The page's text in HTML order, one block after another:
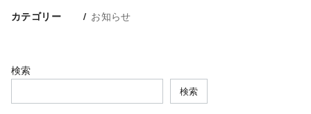
カテゴリー お知らせ
検索
検索